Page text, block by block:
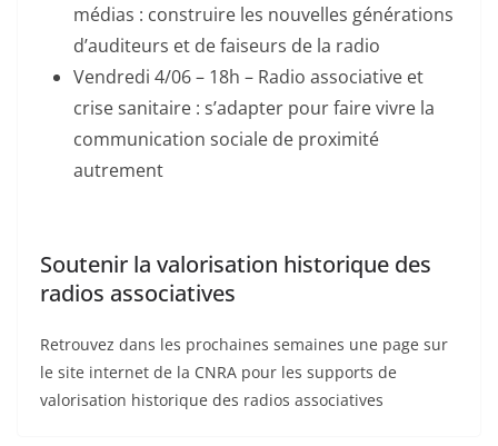
médias : construire les nouvelles générations
d’auditeurs et de faiseurs de la radio
Vendredi 4/06 – 18h – Radio associative et
crise sanitaire : s’adapter pour faire vivre la
communication sociale de proximité
autrement
Soutenir la valorisation historique des
radios associatives
Retrouvez dans les prochaines semaines une page sur
le site internet de la CNRA pour les supports de
valorisation historique des radios associatives